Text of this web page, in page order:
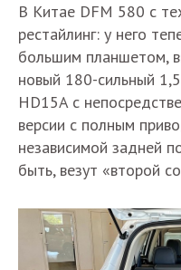
В Китае DFM 580 с
рестайлинг: у него
большим планшетом,
новый 180-сильный
HD15A с
версии с полным
независимой задней
быть, везут «второй